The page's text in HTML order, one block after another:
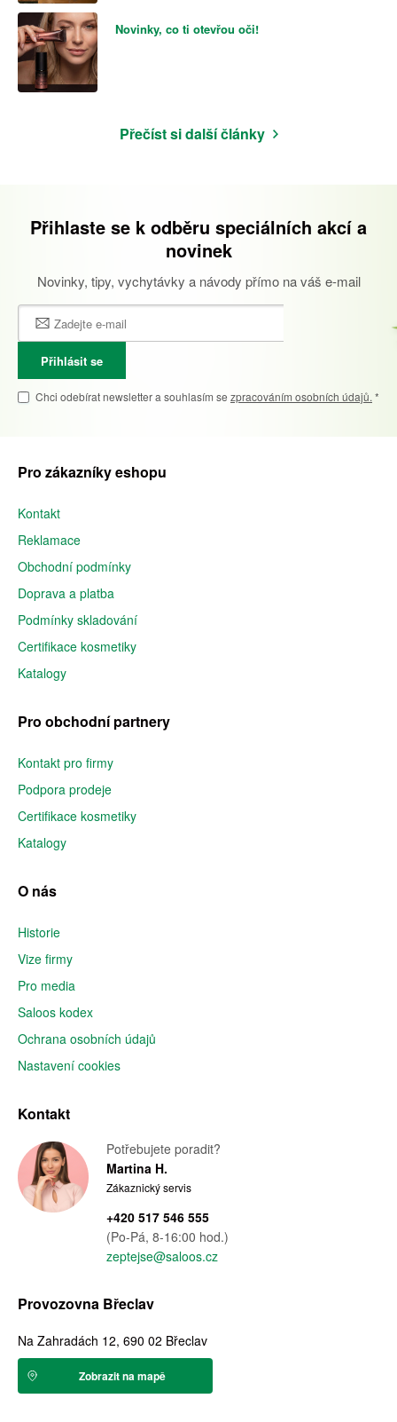
Novinky, co ti otevřou oči!
Přečíst si další články
Přihlaste se k odběru speciálních akcí a
novinek
Novinky, tipy, vychytávky a návody přímo na váš e-mail
Přihlásit se
Chci odebírat newsletter a souhlasím se zpracováním osobních údajů. *
Pro zákazníky eshopu
Kontakt
Reklamace
Obchodní podmínky
Doprava a platba
Podmínky skladování
Certifikace kosmetiky
Katalogy
Pro obchodní partnery
Kontakt pro firmy
Podpora prodeje
Certifikace kosmetiky
Katalogy
O nás
Historie
Vize firmy
Pro media
Saloos kodex
Ochrana osobních údajů
Nastavení cookies
Kontakt
Potřebujete poradit?
Martina H.
Zákaznický servis
+420 517 546 555
(Po-Pá, 8-16:00 hod.)
zeptejse@saloos.cz
Provozovna Břeclav
Na Zahradách 12, 690 02 Břeclav
Zobrazit na mapě